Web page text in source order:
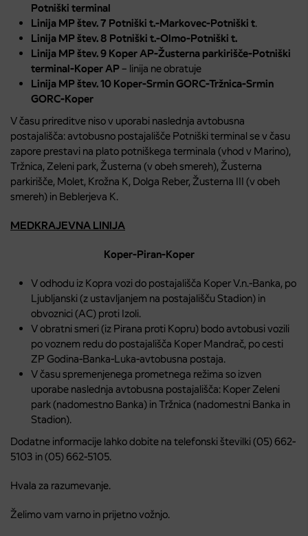
Potniški terminal
Linija MP štev. 7 Potniški t.-Markovec-Potniški t.
Linija MP štev. 8 Potniški t.-Olmo-Potniški t.
Linija MP štev. 9 Koper AP-Žusterna parkirišče-Potniški
terminal-Koper AP– linija ne obratuje
Linija MP štev. 10 Koper-Srmin GORC-Tržnica-Srmin
GORC-Koper
V času prireditve niso v uporabi naslednja avtobusna
postajališča: avtobusno postajališče Potniški terminal se v času
zapore prestavi na plato potniškega terminala (vhod v Marino),
Tržnica, Zeleni park, Žusterna (v obeh smereh), Žusterna
parkirišče, Molet, Krožna K, Dolga Reber, Žusterna III (v obeh
smereh) in Beblerjeva K.
MEDKRAJEVNA LINIJA
Koper-Piran-Koper
V odhodu iz Kopra vozi do postajališča Koper V.n.-Banka, po
Ljubljanski (z ustavljanjem na postajališču Stadion) in
obvoznici (AC) proti Izoli.
V obratni smeri (iz Pirana proti Kopru) bodo avtobusi vozili
po voznem redu do postajališča Koper Mandrač, po cesti
ZP Godina-Banka-Luka-avtobusna postaja.
V času spremenjenega prometnega režima so izven
uporabe naslednja avtobusna postajališča: Koper Zeleni
park (nadomestno Banka) in Tržnica (nadomestni Banka in
Stadion).
Dodatne informacije lahko dobite na telefonski številki (05) 662-
5103 in (05) 662-5105.
Hvala za razumevanje.
Želimo vam varno in prijetno vožnjo.